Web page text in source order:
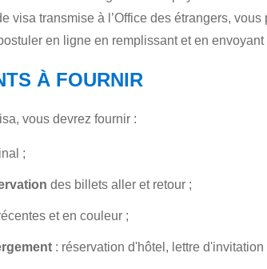
visa transmise à l’Office des étrangers, vous
en ligne en remplissant et en envoyant
À FOURNIR
vous devrez fournir :
;
des billets aller et retour ;
et en couleur ;
: réservation d'hôtel, lettre